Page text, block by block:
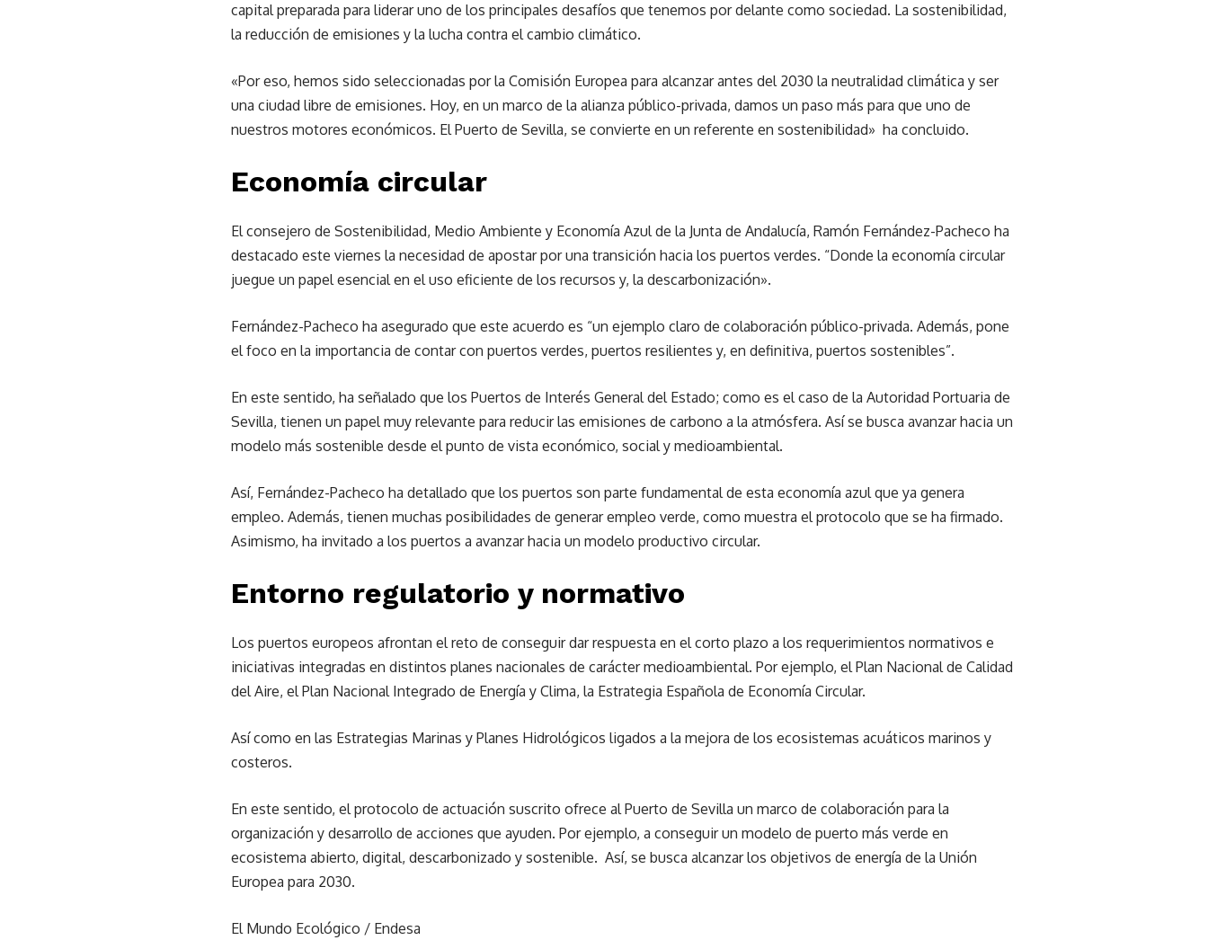
capital preparada para liderar uno de los principales desafíos que tenemos por delante como sociedad. La sostenibilidad,
la reducción de emisiones y la lucha contra el cambio climático.
«Por eso, hemos sido seleccionadas por la Comisión Europea para alcanzar antes del 2030 la neutralidad climática y ser
una ciudad libre de emisiones. Hoy, en un marco de la alianza público-privada, damos un paso más para que uno de
nuestros motores económicos. El Puerto de Sevilla, se convierte en un referente en sostenibilidad» ha concluido.
Economía circular
El consejero de Sostenibilidad, Medio Ambiente y Economía Azul de la Junta de Andalucía, Ramón Fernández-Pacheco ha
destacado este viernes la necesidad de apostar por una transición hacia los puertos verdes. “Donde la economía circular
juegue un papel esencial en el uso eficiente de los recursos y, la descarbonización».
Fernández-Pacheco ha asegurado que este acuerdo es “un ejemplo claro de colaboración público-privada. Además, pone
el foco en la importancia de contar con puertos verdes, puertos resilientes y, en definitiva, puertos sostenibles”.
En este sentido, ha señalado que los Puertos de Interés General del Estado; como es el caso de la Autoridad Portuaria de
Sevilla, tienen un papel muy relevante para reducir las emisiones de carbono a la atmósfera. Así se busca avanzar hacia un
modelo más sostenible desde el punto de vista económico, social y medioambiental.
Así, Fernández-Pacheco ha detallado que los puertos son parte fundamental de esta economía azul que ya genera
empleo. Además, tienen muchas posibilidades de generar empleo verde, como muestra el protocolo que se ha firmado.
Asimismo, ha invitado a los puertos a avanzar hacia un modelo productivo circular.
Entorno regulatorio y normativo
Los puertos europeos afrontan el reto de conseguir dar respuesta en el corto plazo a los requerimientos normativos e
iniciativas integradas en distintos planes nacionales de carácter medioambiental. Por ejemplo, el Plan Nacional de Calidad
del Aire, el Plan Nacional Integrado de Energía y Clima, la Estrategia Española de Economía Circular.
Así como en las Estrategias Marinas y Planes Hidrológicos ligados a la mejora de los ecosistemas acuáticos marinos y
costeros.
En este sentido, el protocolo de actuación suscrito ofrece al Puerto de Sevilla un marco de colaboración para la
organización y desarrollo de acciones que ayuden. Por ejemplo, a conseguir un modelo de puerto más verde en
ecosistema abierto, digital, descarbonizado y sostenible. Así, se busca alcanzar los objetivos de energía de la Unión
Europea para 2030.
El Mundo Ecológico / Endesa